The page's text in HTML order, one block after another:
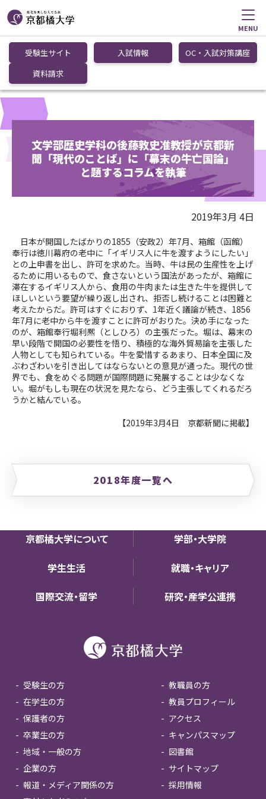
MENU
受験生サイト 入試情報
OC・入試対策講座
資料請求
文学部歴史学科の後藤敦史准教授が京都新
聞「現代のことば」に「幕末の牛亡国論」
と題するコラムを執筆
2019年3月 4日
日本が開国したばかりの1855（安政2）年7月、箱館（函館）
奉行は徳川幕府の老中に「イギリス人に牛を渡すようにしたい」
との上申書を出し、許可を求めた。当時、牛は民の生産性を上げ
るために用いるもので、食さないという国法があったが、箱館に
滞在するイギリス人から、食用の牛肉または生きた牛を提供して
ほしいという要望が繰り返し出され、拒否し続けることは困難と
考えたからだ。許可はすぐにおりず、1年近く議論が続き、1856
年7月に老中から牛を渡すことに許可がおりた。決め手になった
のが、箱館奉行堀利熈（としひろ）の主張だった。堀は、幕末の
早い段階で開国の必要性を悟り、積極的な海外貿易論を主張した
人物としても知られている。牛を愛惜するあまり、日本全国に及
ぶわざわいを引き出してはならないとの意見が通った。現代の世
界でも、食をめぐる問題が国際問題に発展することは少なくな
い。堀がもしも現在の状況を見たなら、どう主張してくれるだろ
うかと結んでいる。
【2019年3月4日 京都新聞に掲載】
2018年度一覧へ
京都橘大学について 学部・大学院
学生生活 就職・キャリア
国際交流・留学 研究・産学公連携
受験生の方
在学生の方
保護者の方
卒業生の方
地域・一般の方
企業の方
報道・メディア関係の方
教職員の方
教員プロフィール
アクセス
キャンパスマップ
図書館
サイトマップ
採用情報